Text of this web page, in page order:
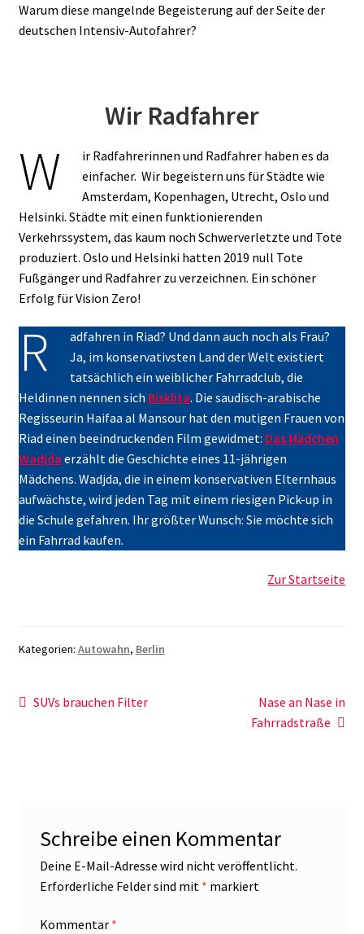
Warum diese mangelnde Begeisterung auf der Seite der
deutschen Intensiv-Autofahrer?
Wir Radfahrer
W
ir Radfahrerinnen und Radfahrer haben es da
einfacher. Wir begeistern uns für Städte wie
Amsterdam, Kopenhagen, Utrecht, Oslo und
Helsinki. Städte mit einen funktionierenden
Verkehrssystem, das kaum noch Schwerverletzte und Tote
produziert. Oslo und Helsinki hatten 2019 null Tote
Fußgänger und Radfahrer zu verzeichnen. Ein schöner
Erfolg für Vision Zero!
R
adfahren in Riad? Und dann auch noch als Frau?
Ja, im konservativsten Land der Welt existiert
tatsächlich ein weiblicher Fahrradclub, die
Heldinnen nennen sich Bisklita. Die saudisch-arabische
Regisseurin Haifaa al Mansour hat den mutigen Frauen von
Riad einen beeindruckenden Film gewidmet: Das Mädchen
Wadjda erzählt die Geschichte eines 11-jährigen
Mädchens. Wadjda, die in einem konservativen Elternhaus
aufwächste, wird jeden Tag mit einem riesigen Pick-up in
die Schule gefahren. Ihr größter Wunsch: Sie möchte sich
ein Fahrrad kaufen.
Zur Startseite
Kategorien: Autowahn, Berlin
Beitragsnavigation
Vorheriger
SUVs brauchen Filter
Nächster
Beitrag:
Nase an Nase in
Fahrradstraße
Schreibe einen Kommentar
Deine E-Mail-Adresse wird nicht veröffentlicht.
Erforderliche Felder sind mit * markiert
Kommentar *